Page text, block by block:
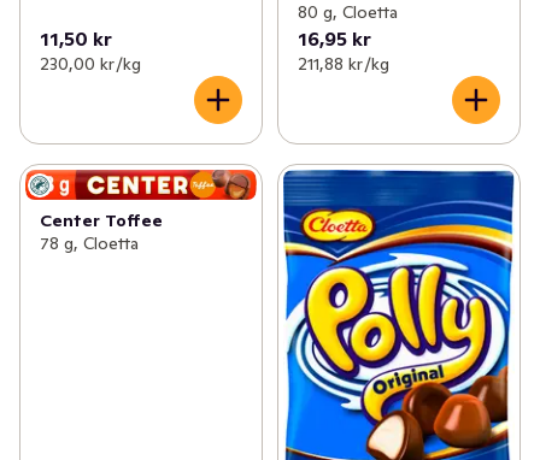
11,50 kr
230,00 kr /kg
80 g, Cloetta
16,95 kr
211,88 kr /kg
Center Toffee
78 g, Cloetta